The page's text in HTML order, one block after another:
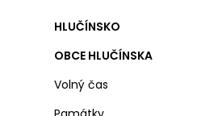
HLUČÍNSKO
OBCE HLUČÍNSKA
Volný čas